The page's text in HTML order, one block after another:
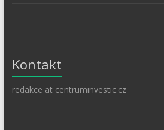
Kontakt
redakce at centruminvestic.cz